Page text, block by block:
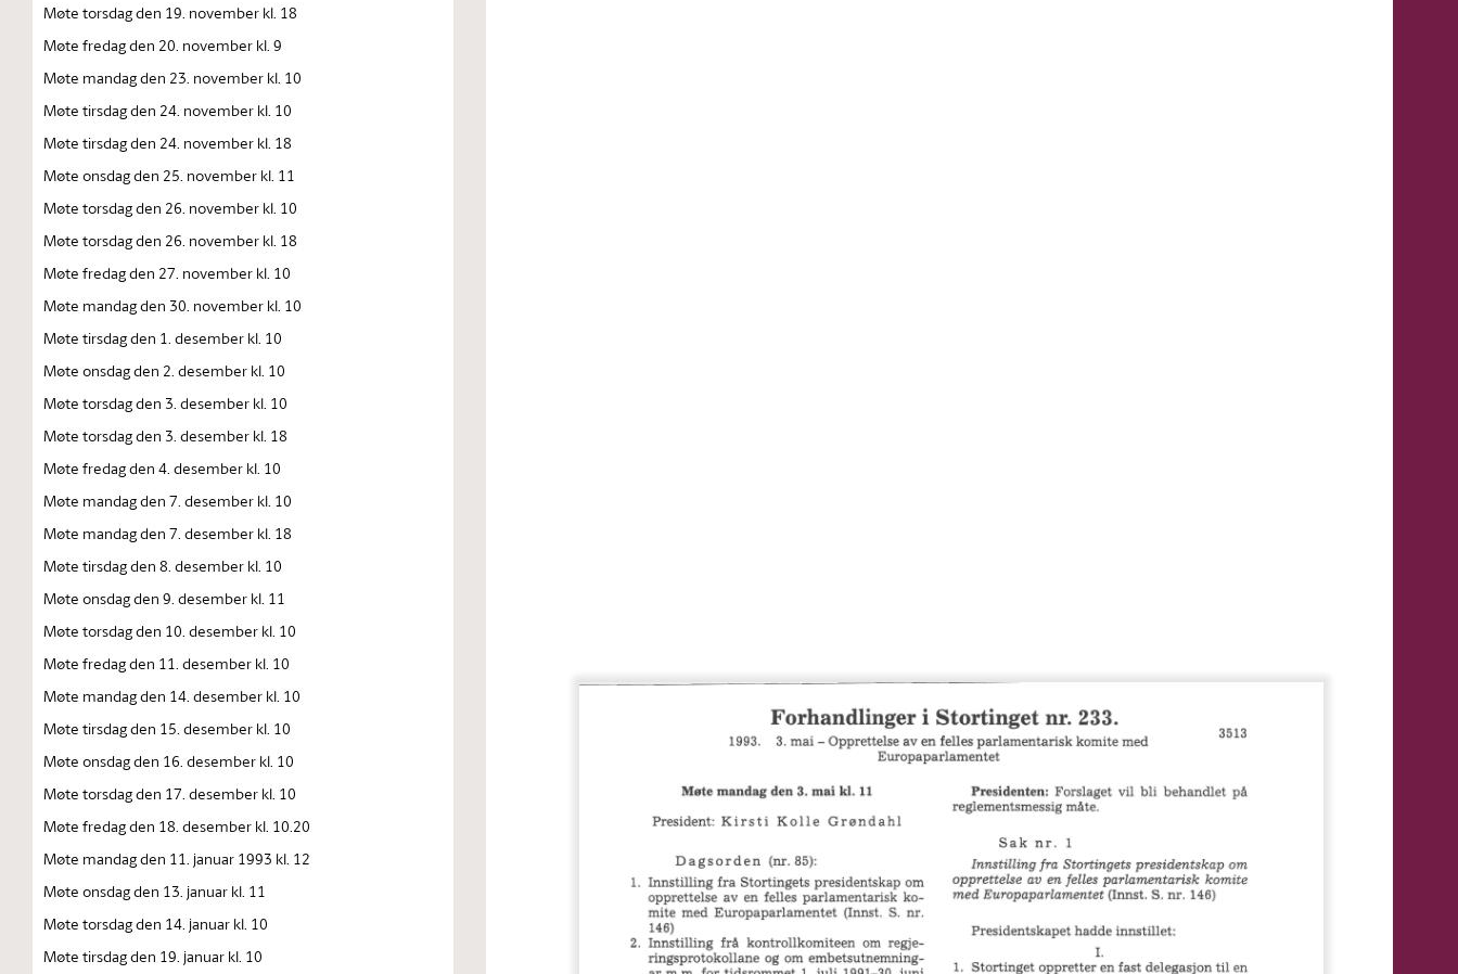
Møte torsdag den 19. november kl. 18
Møte fredag den 20. november kl. 9
Møte mandag den 23. november kl. 10
Møte tirsdag den 24. november kl. 10
Møte tirsdag den 24. november kl. 18
Møte onsdag den 25. november kl. 11
Møte torsdag den 26. november kl. 10
Møte torsdag den 26. november kl. 18
Møte fredag den 27. november kl. 10
Møte mandag den 30. november kl. 10
Møte tirsdag den 1. desember kl. 10
Møte onsdag den 2. desember kl. 10
Møte torsdag den 3. desember kl. 10
Møte torsdag den 3. desember kl. 18
Møte fredag den 4. desember kl. 10
Møte mandag den 7. desember kl. 10
Møte mandag den 7. desember kl. 18
Møte tirsdag den 8. desember kl. 10
Møte onsdag den 9. desember kl. 11
Møte torsdag den 10. desember kl. 10
Møte fredag den 11. desember kl. 10
Møte mandag den 14. desember kl. 10
Møte tirsdag den 15. desember kl. 10
Møte onsdag den 16. desember kl. 10
Møte torsdag den 17. desember kl. 10
Møte fredag den 18. desember kl. 10.20
Møte mandag den 11. januar 1993 kl. 12
Møte onsdag den 13. januar kl. 11
Møte torsdag den 14. januar kl. 10
Møte tirsdag den 19. januar kl. 10